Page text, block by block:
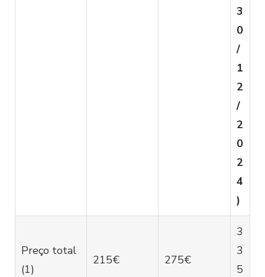
3
0
/
1
2
/
2
0
2
4
)
Preço total
(1)
215€ 275€
3
3
5